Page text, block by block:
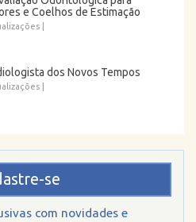
e Coelhos de Estimação
dos Novos Tempos
se
com novidades e